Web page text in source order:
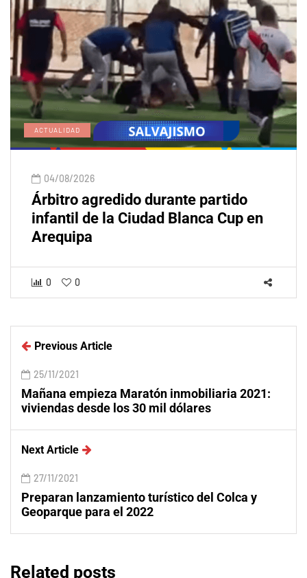
ACTUALIDAD
04/08/2026
Árbitro agredido durante partido
infantil de la Ciudad Blanca Cup en
Arequipa
0 0
Previous Article
25/11/2021
Mañana empieza Maratón inmobiliaria 2021:
viviendas desde los 30 mil dólares
Next Article
27/11/2021
Preparan lanzamiento turístico del Colca y
Geoparque para el 2022
Related posts